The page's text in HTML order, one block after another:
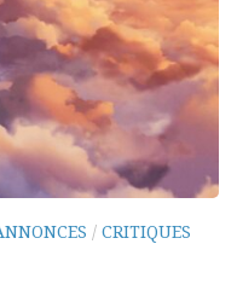
/ CRITIQUES